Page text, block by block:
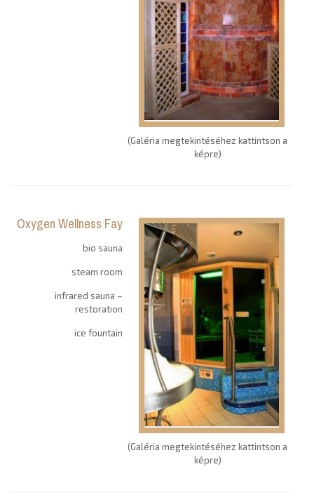
(Galéria megtekintéséhez kattintson a
képre)
Oxygen Wellness Fay
bio sauna
steam room
infrared sauna –
restoration
ice fountain
(Galéria megtekintéséhez kattintson a
képre)